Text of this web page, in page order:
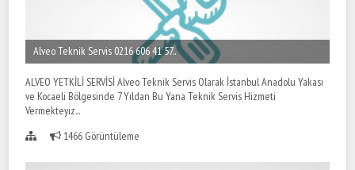
Alveo Teknik Servis 0216 606 41 57..
ALVEO YETKİLİ SERVİSİ Alveo Teknik Servis Olarak İstanbul Anadolu Yakası
ve Kocaeli Bölgesinde 7 Yıldan Bu Yana Teknik Servis Hizmeti
Vermekteyiz...
1466 Görüntüleme